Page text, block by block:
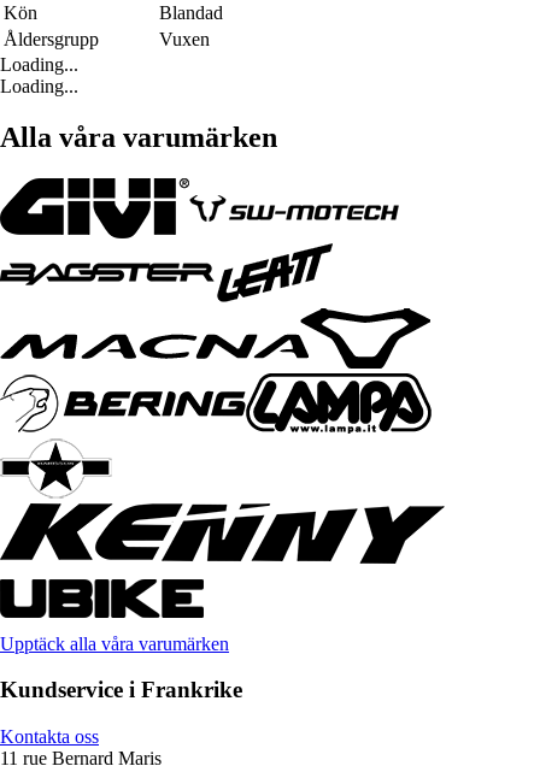
Kön
Blandad
Åldersgrupp
Vuxen
Loading...
Loading...
Alla våra varumärken
Upptäck alla våra varumärken
Kundservice i Frankrike
Kontakta oss
11 rue Bernard Maris